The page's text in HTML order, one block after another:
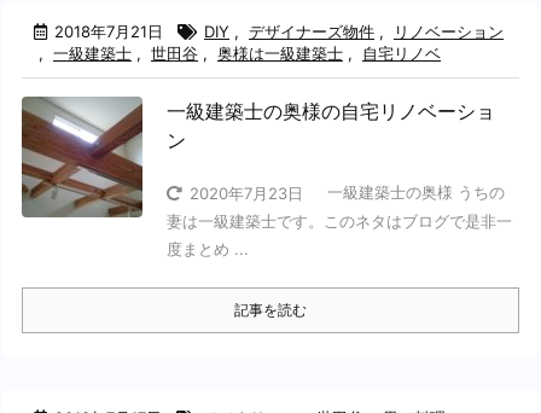
2018年7月21日 DIY , デザイナーズ物件 ,
リノベーション
, 一級建築士 , 世田谷 , 奥様は一級建築士 , 自宅リノベ
一級建築士の奥様の自宅リノベーショ
ン
2020年7月23日
一級建築士の奥様 うちの
妻は一級建築士です。このネタはブログで是非一
度まとめ ...
記事を読む